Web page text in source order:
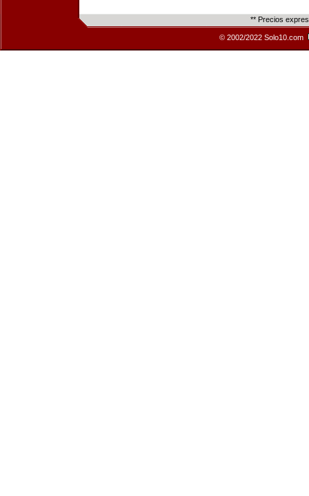
** Precios
© 2002/2022 Solo10.com